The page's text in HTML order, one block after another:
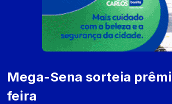
Mega-Sena sorteia
feira